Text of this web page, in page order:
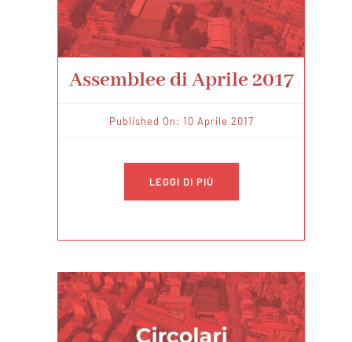
Assemblee di Aprile 2017
Published On: 10 Aprile 2017
LEGGI DI PIÙ